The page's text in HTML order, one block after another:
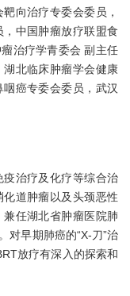
向治疗专委会委员，
中国肿瘤放疗联盟食
治疗学青委会 副主任
北临床肿瘤学会健康
癌专委会委员，武汉
治疗及化疗等综合治
道肿瘤以及头颈恶性
任湖北省肿瘤医院肺
对早期肺癌的“X-刀”治
放疗有深入的探索和